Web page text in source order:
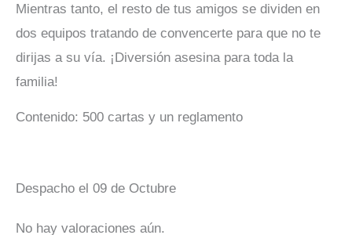
Mientras tanto, el resto de tus amigos se dividen en
dos equipos tratando de convencerte para que no te
dirijas a su vía. ¡Diversión asesina para toda la
familia!
Contenido: 500 cartas y un reglamento
Despacho el 09 de Octubre
No hay valoraciones aún.